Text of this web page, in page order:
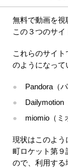
無料で動画を視
この３つのサイ
これらのサイ
のようになって
Pandora（
Dailymotion
miomio（ミ
現状はこのよう
町ロケット第９
ので、利用する